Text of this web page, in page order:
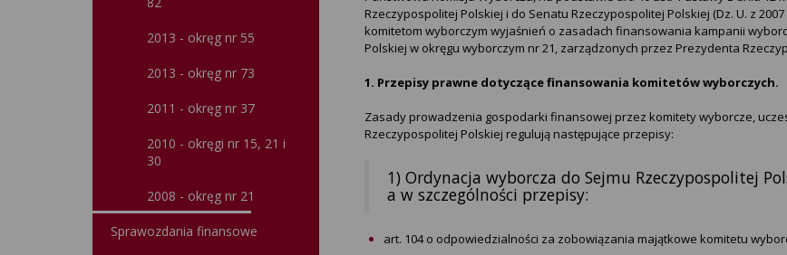
2013 - okręg nr 55
2013 - okręg nr 73
2011 - okręg nr 37
2010 - okręgi nr 15, 21 i
30
2008 - okręg nr 21
Sprawozdania finansowe
Rzeczypospolitej Polskiej i do Senatu Rzeczypospolitej Polskiej (Dz. U. z
komitetom wyborczym wyjaśnień o zasadach finansowania kampanii
Polskiej w okręgu wyborczym nr 21, zarządzonych przez Prezydenta
1. Przepisy prawne dotyczące finansowania komitetów wyborczych.
Zasady prowadzenia gospodarki finansowej przez komitety wyborcze,
Rzeczypospolitej Polskiej regulują następujące przepisy:
1) Ordynacja wyborcza do Sejmu Rzeczypospolitej
a w szczególności przepisy:
art. 104 o odpowiedzialności za zobowiązania majątkowe komitetu